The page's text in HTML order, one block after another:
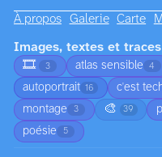
À propos Galerie Carte
Images, textes et
🎞️
3 atlas sensible 4
autoportrait 16 c'est
montage 3 🎨 39
poésie 5